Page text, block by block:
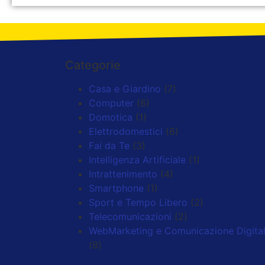
Categorie
Casa e Giardino (7)
Computer (6)
Domotica (1)
Elettrodomestici (6)
Fai da Te (3)
Intelligenza Artificiale (1)
Intrattenimento (4)
Smartphone (1)
Sport e Tempo Libero (2)
Telecomunicazioni (2)
WebMarketing e Comunicazione
(8)